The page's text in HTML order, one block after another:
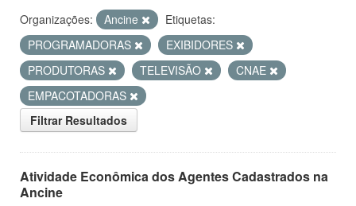
Organizações: Ancine
Etiquetas:
PROGRAMADORAS
EXIBIDORES
PRODUTORAS
TELEVISÃO
CNAE
EMPACOTADORAS
Filtrar Resultados
Atividade Econômica dos Agentes Cadastrados na
Ancine